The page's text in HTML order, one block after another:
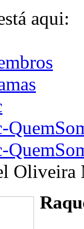
aqui:
Oliveira